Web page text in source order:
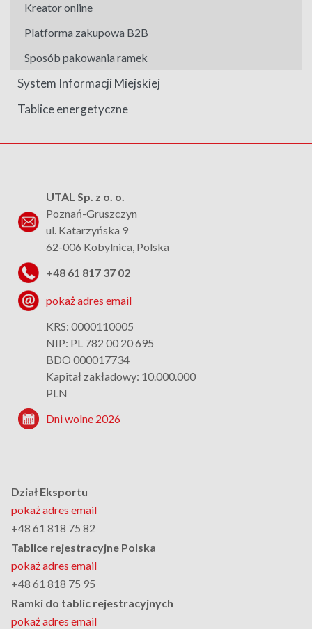
Kreator online
Platforma zakupowa B2B
Sposób pakowania ramek
System Informacji Miejskiej
Tablice energetyczne
UTAL Sp. z o. o.
Poznań-Gruszczyn
ul. Katarzyńska 9
62-006 Kobylnica, Polska
+48 61 817 37 02
pokaż adres email
KRS: 0000110005
NIP: PL 782 00 20 695
BDO 000017734
Kapitał zakładowy: 10.000.000
PLN
Dni wolne 2026
Dział Eksportu
pokaż adres email
+48 61 818 75 82
Tablice rejestracyjne Polska
pokaż adres email
+48 61 818 75 95
Ramki do tablic rejestracyjnych
pokaż adres email